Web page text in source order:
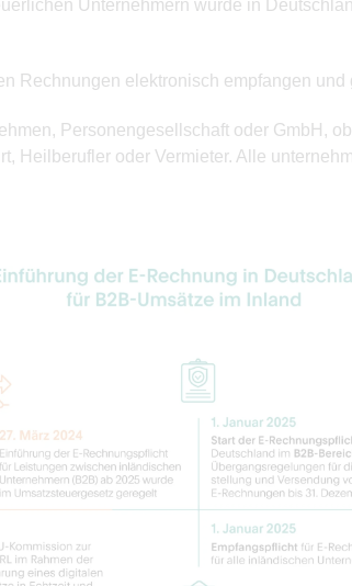
Unternehmern wurde in
Rechnungen elektronisch empfangen
Personengesellschaft oder GmbH,
Heilberufler oder Vermieter. Alle